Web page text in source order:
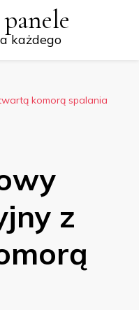
każdego
komorą spalania
z